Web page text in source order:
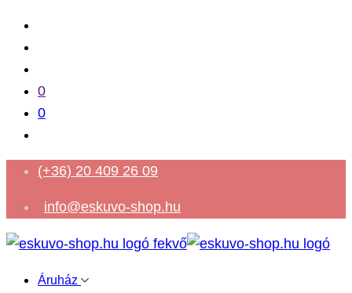
0
0
(+36) 20 409 26 09
info@eskuvo-shop.hu
Áruház